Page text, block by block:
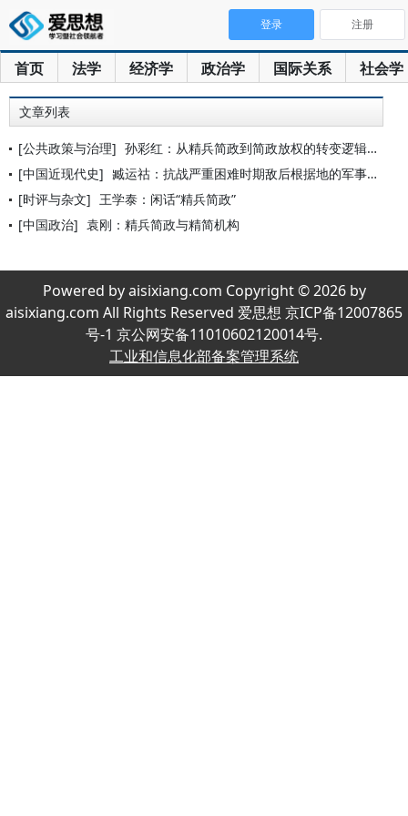
首页 法学 经济学 政治学 国际关系 社会学
登录 注册
文章列表
[公共政策与治理] 孙彩红：从精兵简政到简政放权的转变逻辑与三元统合
[中国近现代史] 臧运祜：抗战严重困难时期敌后根据地的军事建设
[时评与杂文] 王学泰：闲话“精兵简政”
[中国政治] 袁刚：精兵简政与精简机构
Powered by aisixiang.com Copyright © 2026 by
aisixiang.com All Rights Reserved 爱思想 京ICP备12007865
号-1 京公网安备11010602120014号.
工业和信息化部备案管理系统